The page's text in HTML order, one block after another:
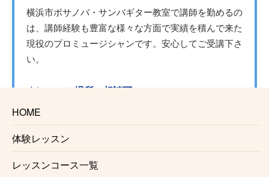
HOME
体験レッスン
レッスンコース一覧
横浜市ボサノバ・サンバギター教室で講師を勤めるの
は、講師経験も豊富な様々な方面で実績を積んで来た
現役のプロミュージシャンです。安心してご受講下さ
い。
☆レッスン場所の相談可
横浜市ボサノバ・サンバギター教室の講師は指定の音
楽スタジオ以外にも様々な場所でレッスンを行なって
おります。通ってみたいけど場所がな、、という方は
の場所でレッスンする事が可能でございます。また